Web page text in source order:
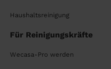
Haushaltsreinigung
Für Reinigungskräfte
Wecasa-Pro werden